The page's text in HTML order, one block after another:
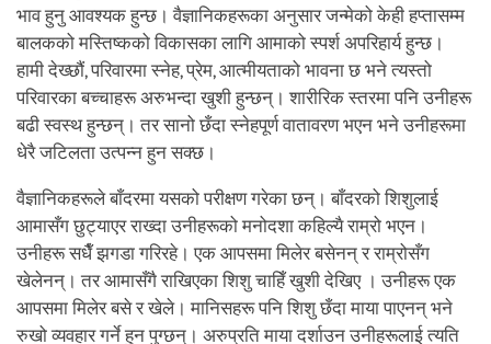
भाव हुनु आवश्यक हुन्छ। वैज्ञानिकहरूका अनुसार जन्मेको केही हप्तासम्म
बालकको मस्तिष्कको विकासका लागि आमाको स्पर्श अपरिहार्य हुन्छ।
हामी देख्छौं, परिवारमा स्नेह, प्रेम, आत्मीयताको भावना छ भने त्यस्तो
परिवारका बच्चाहरू अरुभन्दा खुशी हुन्छन्। शारीरिक स्तरमा पनि उनीहरू
बढी स्वस्थ हुन्छन्। तर सानो छँदा स्नेहपूर्ण वातावरण भएन भने उनीहरूमा
धेरै जटिलता उत्पन्न हुन सक्छ।
वैज्ञानिकहरूले बाँदरमा यसको परीक्षण गरेका छन्। बाँदरको शिशुलाई
आमासँग छुट्याएर राख्दा उनीहरूको मनोदशा कहिल्यै राम्रो भएन।
उनीहरू सधैँ झगडा गरिरहे। एक आपसमा मिलेर बसेनन् र राम्रोसँग
खेलेनन्। तर आमासँगै राखिएका शिशु चाहिँ खुशी देखिए । उनीहरू एक
आपसमा मिलेर बसे र खेले। मानिसहरू पनि शिशु छँदा माया पाएनन् भने
रुखो व्यवहार गर्ने हुन पुग्छन्। अरुप्रति माया दर्शाउन उनीहरूलाई त्यति